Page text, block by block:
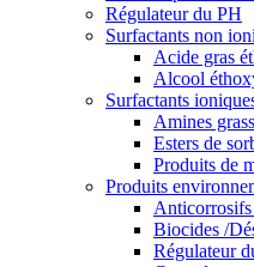
Régulateur du PH
Surfactants non
Acide gras
Alcool
Surfactants
Amines
Esters de
Produits de
Produits
Biocides /
Régulateur